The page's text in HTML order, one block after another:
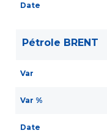
Date
Pétrole BRENT
Var
Var %
Date